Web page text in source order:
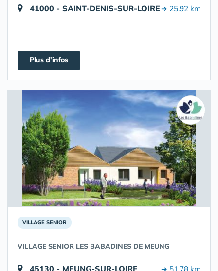
41000 - SAINT-DENIS-SUR-LOIRE➔ 25.92 km
Plus d'infos
VILLAGE SENIOR
VILLAGE SENIOR LES BABADINES DE MEUNG
45130 - MEUNG-SUR-LOIRE ➔ 51.78 km